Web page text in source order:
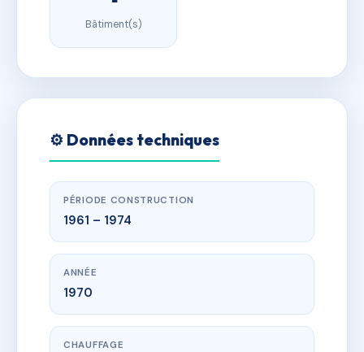
Bâtiment(s)
⚙️ Données techniques
PÉRIODE CONSTRUCTION
1961 – 1974
ANNÉE
1970
CHAUFFAGE